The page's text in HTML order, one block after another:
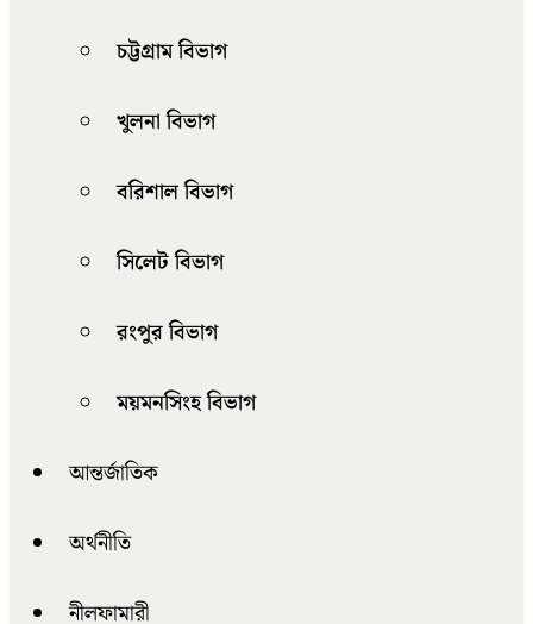
চট্টগ্রাম বিভাগ
খুলনা বিভাগ
বরিশাল বিভাগ
সিলেট বিভাগ
রংপুর বিভাগ
ময়মনসিংহ বিভাগ
আন্তর্জাতিক
অর্থনীতি
নীলফামারী